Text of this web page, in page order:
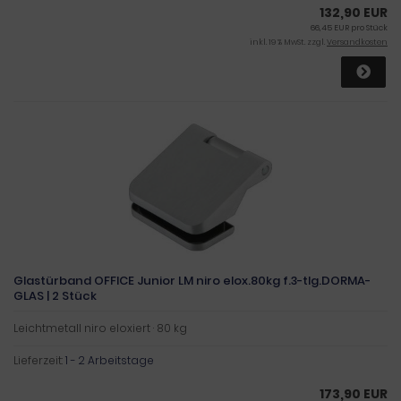
132,90 EUR
66,45 EUR pro Stück
inkl. 19 % MwSt. zzgl.Versandkosten
Glastürband OFFICE Junior LM niro elox.80kg f.3-tlg.DORMA-
GLAS | 2 Stück
Leichtmetall niro eloxiert · 80 kg
Lieferzeit:1 - 2 Arbeitstage
173,90 EUR